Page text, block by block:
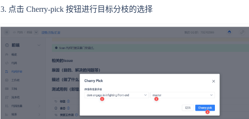
3. 点击 Cherry-pick 按钮进行目标分枝的选择